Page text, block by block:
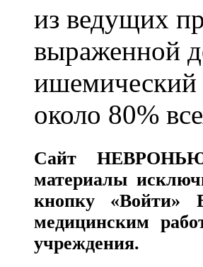
из ведущих
выраженной
ишемический
около 80%
Сайт
материалы
кнопку «Войти»
медицинским
учреждения.